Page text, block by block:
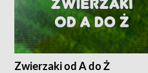
Zwierzaki od A do Ż